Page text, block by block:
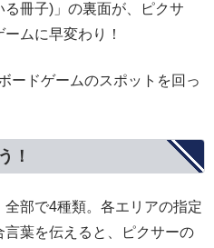
冊子)」の裏面が、ピクサ
ムに早変わり！
ードゲームのスポットを回っ
！
部で4種類。各エリアの指定
葉を伝えると、ピクサーの